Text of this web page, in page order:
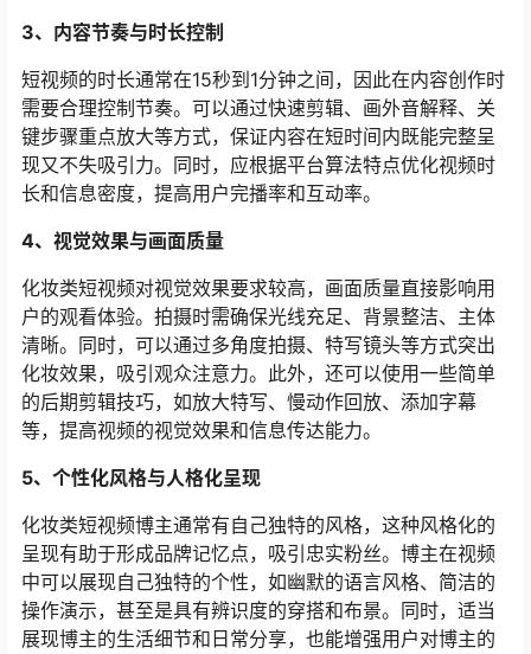
3、内容节奏与时长控制
短视频的时长通常在15秒到1分钟之间，因此在内容创作时
需要合理控制节奏。可以通过快速剪辑、画外音解释、关
键步骤重点放大等方式，保证内容在短时间内既能完整呈
现又不失吸引力。同时，应根据平台算法特点优化视频时
长和信息密度，提高用户完播率和互动率。
4、视觉效果与画面质量
化妆类短视频对视觉效果要求较高，画面质量直接影响用
户的观看体验。拍摄时需确保光线充足、背景整洁、主体
清晰。同时，可以通过多角度拍摄、特写镜头等方式突出
化妆效果，吸引观众注意力。此外，还可以使用一些简单
的后期剪辑技巧，如放大特写、慢动作回放、添加字幕
等，提高视频的视觉效果和信息传达能力。
5、个性化风格与人格化呈现
化妆类短视频博主通常有自己独特的风格，这种风格化的
呈现有助于形成品牌记忆点，吸引忠实粉丝。博主在视频
中可以展现自己独特的个性，如幽默的语言风格、简洁的
操作演示，甚至是具有辨识度的穿搭和布景。同时，适当
展现博主的生活细节和日常分享，也能增强用户对博主的